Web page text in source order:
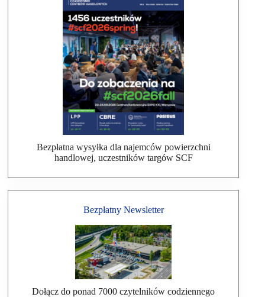
Bezpłatna wysyłka dla najemców powierzchni
handlowej, uczestników targów SCF
Bezpłatny Newsletter
Dołącz do ponad 7000 czytelników codziennego